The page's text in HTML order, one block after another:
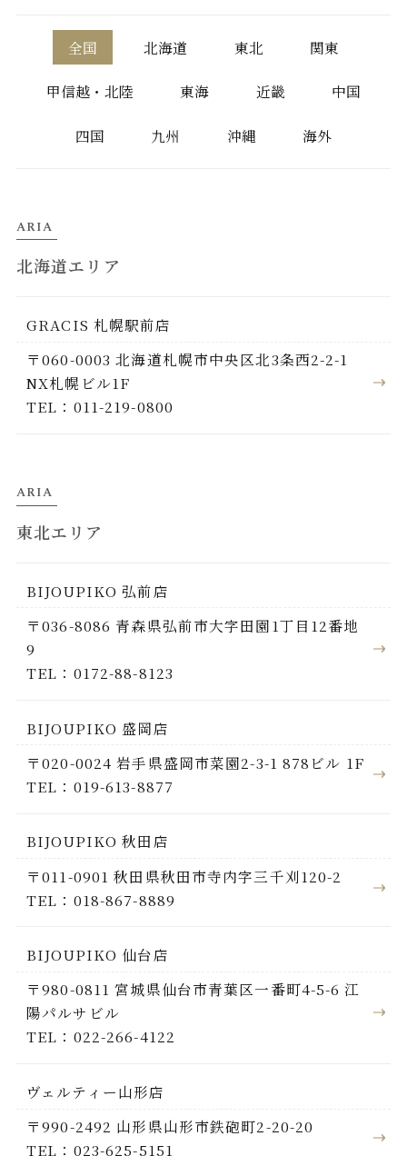
全国 北海道 東北 関東
甲信越・北陸 東海 近畿 中国
四国 九州 沖縄 海外
ARIA
北海道エリア
GRACIS 札幌駅前店
〒060-0003 北海道札幌市中央区北3条西2-2-1
NX札幌ビル1F
TEL：011-219-0800
ARIA
東北エリア
BIJOUPIKO 弘前店
〒036-8086 青森県弘前市大字田園1丁目12番地
9
TEL：0172-88-8123
BIJOUPIKO 盛岡店
〒020-0024 岩手県盛岡市菜園2-3-1 878ビル 1F
TEL：019-613-8877
BIJOUPIKO 秋田店
〒011-0901 秋田県秋田市寺内字三千刈120-2
TEL：018-867-8889
BIJOUPIKO 仙台店
〒980-0811 宮城県仙台市青葉区一番町4-5-6 江
陽パルサビル
TEL：022-266-4122
ヴェルティー山形店
〒990-2492 山形県山形市鉄砲町2-20-20
TEL：023-625-5151